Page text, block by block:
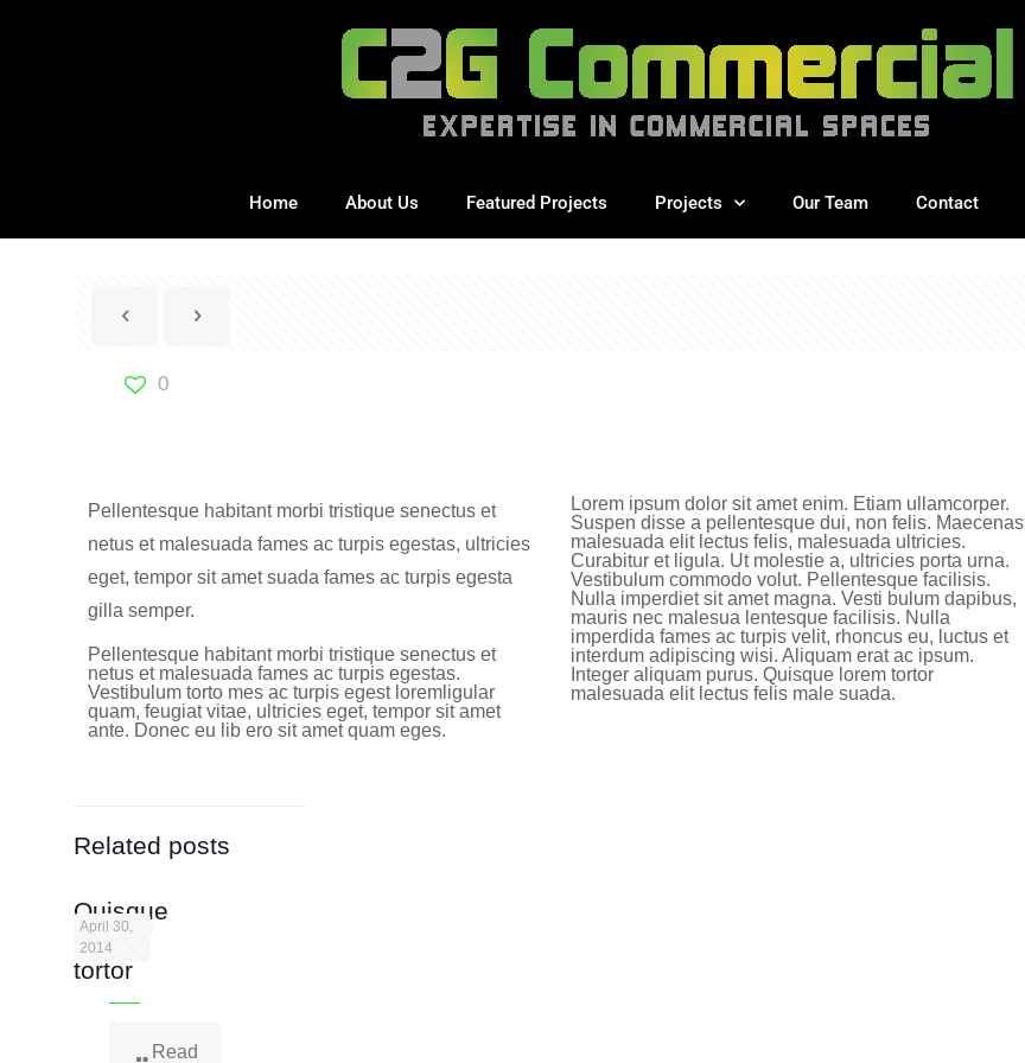
Home About Us Featured Projects Projects Our Team Contact
0
Pellentesque habitant morbi tristique senectus et
netus et malesuada fames ac turpis egestas, ultricies
eget, tempor sit amet suada fames ac turpis egesta
gilla semper.
Pellentesque habitant morbi tristique senectus et
netus et malesuada fames ac turpis egestas.
Vestibulum torto mes ac turpis egest loremligular
quam, feugiat vitae, ultricies eget, tempor sit amet
ante. Donec eu lib ero sit amet quam eges.
Lorem ipsum dolor sit amet enim. Etiam ullamcorper.
Suspen disse a pellentesque dui, non felis. Maecenas
malesuada elit lectus felis, malesuada ultricies.
Curabitur et ligula. Ut molestie a, ultricies porta urna.
Vestibulum commodo volut. Pellentesque facilisis.
Nulla imperdiet sit amet magna. Vesti bulum dapibus,
mauris nec malesua lentesque facilisis. Nulla
imperdida fames ac turpis velit, rhoncus eu, luctus et
interdum adipiscing wisi. Aliquam erat ac ipsum.
Integer aliquam purus. Quisque lorem tortor
malesuada elit lectus felis male suada.
Related posts
April 30,
2014
Quisque
lorem
tortor
Read